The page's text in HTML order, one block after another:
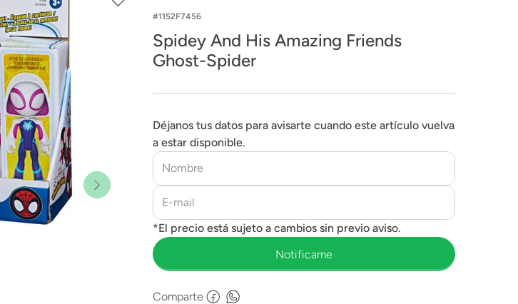
1152F7456
Spidey And His Amazing Friends
Ghost-Spider
Déjanos tus datos para avisarte cuando este artículo vuelva
a estar disponible.
Comparte